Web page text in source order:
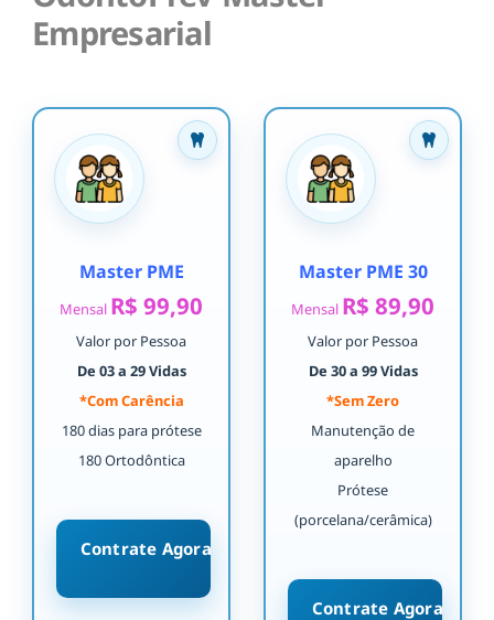
Empresarial
Master PME
Mensal R$ 99,90
Valor por Pessoa
De 03 a 29 Vidas
*Com Carência
180 dias para prótese
180 Ortodôntica
Contrate Agora
Master PME 30
Mensal R$ 89,90
Valor por Pessoa
De 30 a 99 Vidas
*Sem Zero
Manutenção de
aparelho
Prótese
(porcelana/cerâmica)
Contrate Agora